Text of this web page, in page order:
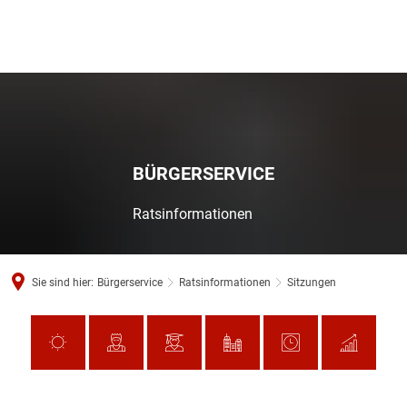
BÜRGERSERVICE
Ratsinformationen
Sie sind hier: Bürgerservice Ratsinformationen Sitzungen